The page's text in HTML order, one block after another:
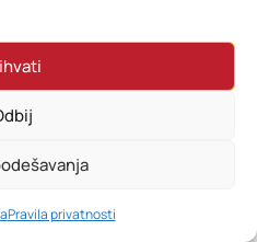
Pravila privatnosti
KORPA MOJ RAČUN